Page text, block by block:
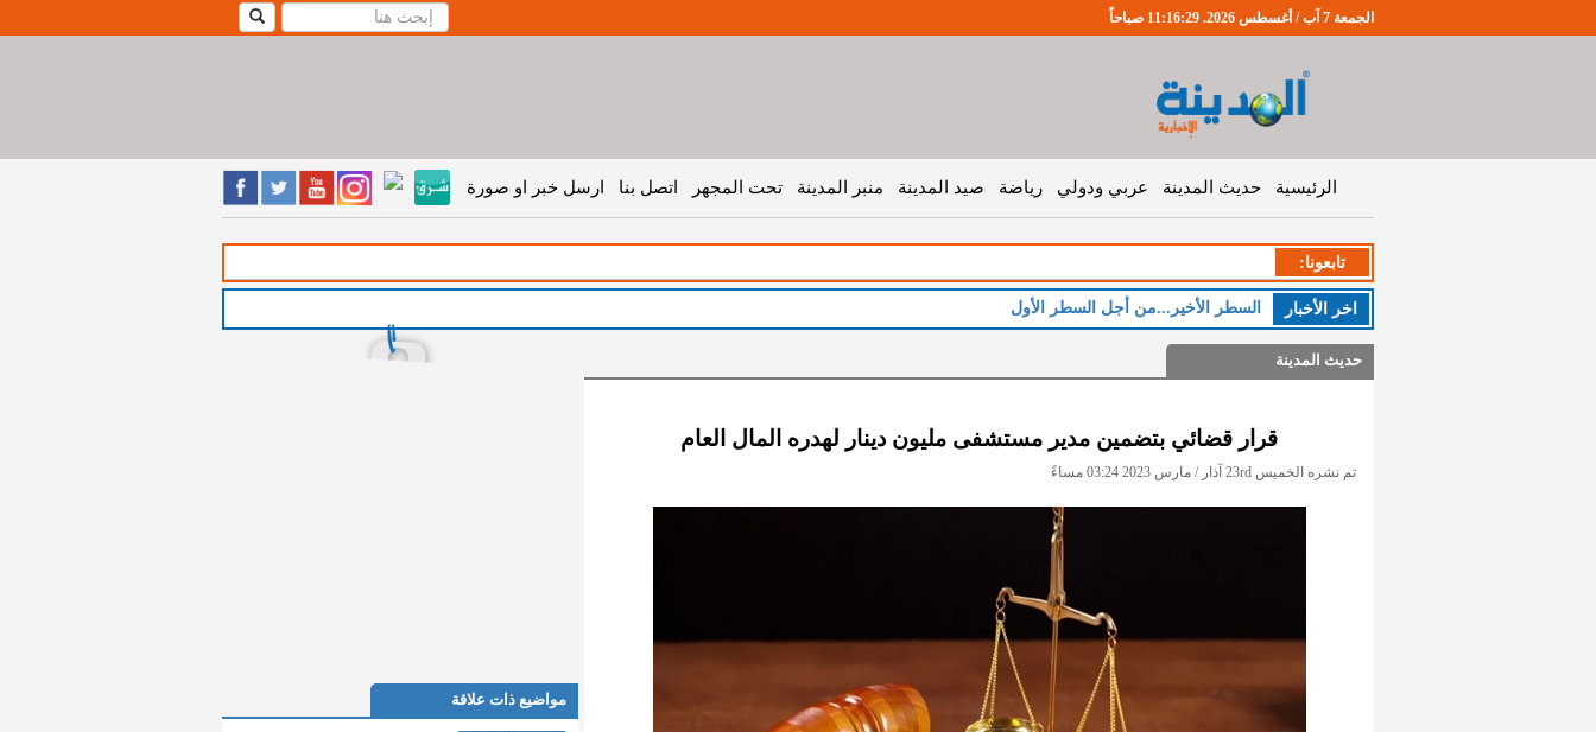
الجمعة 7 آب / أغسطس 2026. 11:16:29 صباحاً
الرئيسية حديث المدينة عربي ودولي رياضة صيد المدينة منبر المدينة تحت المجهر اتصل بنا ارسل خبر او صورة
تابعونا:
اخر اﻷخبار السطر الأخير...من أجل السطر الأول
حديث المدينة
قرار قضائي بتضمين مدير مستشفى مليون دينار لهدره المال العام
تم نشره الخميس 23rd آذار / مارس 2023 03:24 مساءً
مواضيع ذات علاقة